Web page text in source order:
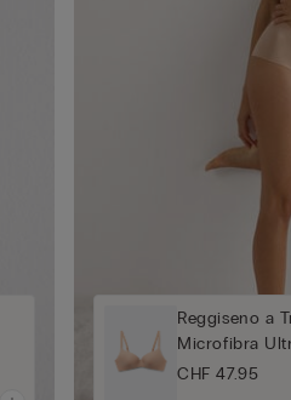
Reggiseno a
Microfibra
CHF 47.95